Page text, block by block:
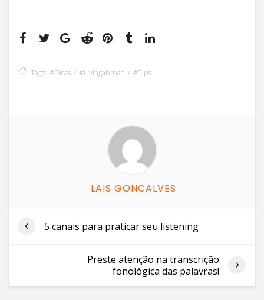
Tags: #dicas #livingabroad #tips
LAIS GONCALVES
5 canais para praticar seu listening
Preste atenção na transcrição
fonológica das palavras!